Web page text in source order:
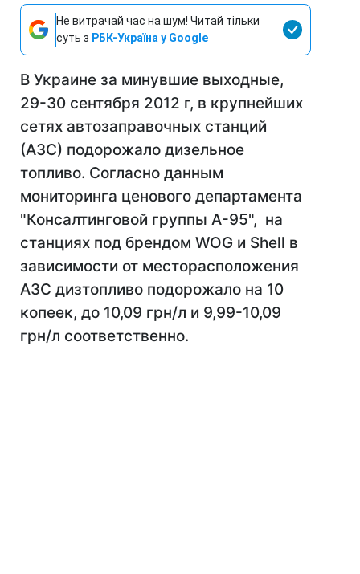
Не витрачай час на шум! Читай тільки
суть з РБК-Україна у Google
В Украине за минувшие выходные,
29-30 сентября 2012 г, в крупнейших
сетях автозаправочных станций
(АЗС) подорожало дизельное
топливо. Согласно данным
мониторинга ценового департамента
"Консалтинговой группы А-95", на
станциях под брендом WOG и Shell в
зависимости от месторасположения
АЗС дизтопливо подорожало на 10
копеек, до 10,09 грн/л и 9,99-10,09
грн/л соответственно.